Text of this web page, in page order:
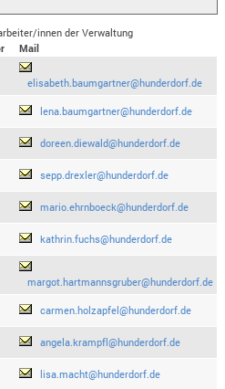
innen der Verwaltung
Mail
elisabeth.baumgartner@hunderdorf.de
lena.baumgartner@hunderdorf.de
doreen.diewald@hunderdorf.de
sepp.drexler@hunderdorf.de
mario.ehrnboeck@hunderdorf.de
kathrin.fuchs@hunderdorf.de
margot.hartmannsgruber@hunderdorf.de
carmen.holzapfel@hunderdorf.de
angela.krampfl@hunderdorf.de
lisa.macht@hunderdorf.de